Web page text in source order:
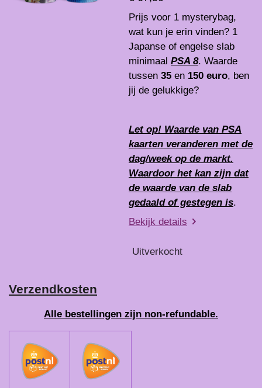
Prijs voor 1 mysterybag,
wat kun je erin vinden? 1
Japanse of engelse slab
minimaal PSA 8. Waarde
tussen 35 en 150 euro, ben
jij de gelukkige?
Let op! Waarde van PSA
kaarten veranderen met de
dag/week op de markt.
Waardoor het kan zijn dat
de waarde van de slab
gedaald of gestegen is.
Bekijk details
Uitverkocht
Verzendkosten
Alle bestellingen zijn non-refundable.